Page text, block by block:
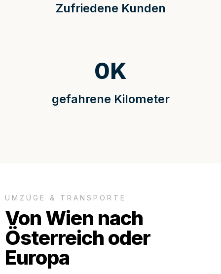
Zufriedene Kunden
gefahrene Kilometer
0K
UMZÜGE & TRANSPORTE
Von Wien nach
Österreich oder
Europa